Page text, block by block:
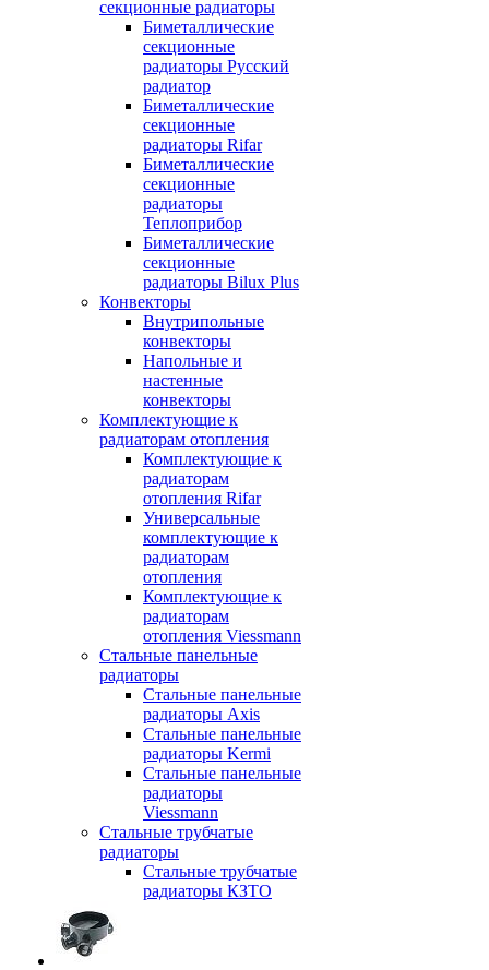
секционные радиаторы
Биметаллические
секционные
радиаторы Русский
радиатор
Биметаллические
секционные
радиаторы Rifar
Биметаллические
секционные
радиаторы
Теплоприбор
Биметаллические
секционные
радиаторы Bilux Plus
Конвекторы
Внутрипольные
конвекторы
Напольные и
настенные
конвекторы
Комплектующие к
радиаторам отопления
Комплектующие к
радиаторам
отопления Rifar
Универсальные
комплектующие к
радиаторам
отопления
Комплектующие к
радиаторам
отопления Viessmann
Стальные панельные
радиаторы
Стальные панельные
радиаторы Axis
Стальные панельные
радиаторы Kermi
Стальные панельные
радиаторы
Viessmann
Стальные трубчатые
радиаторы
Стальные трубчатые
радиаторы КЗТО